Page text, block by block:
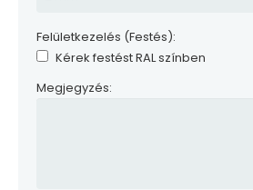
Felületkezelés (Festés):
Kérek festést RAL színben
Megjegyzés: